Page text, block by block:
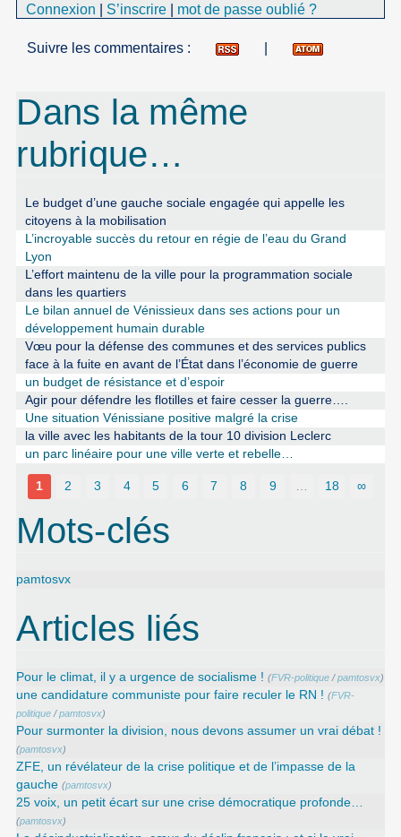
Connexion S’inscrire mot de passe oublié ?
Suivre les commentaires :
Dans la même
rubrique…
Le budget d’une gauche sociale engagée qui appelle les
citoyens à la mobilisation
L’incroyable succès du retour en régie de l’eau du Grand
Lyon
L’effort maintenu de la ville pour la programmation sociale
dans les quartiers
Le bilan annuel de Vénissieux dans ses actions pour un
développement humain durable
Vœu pour la défense des communes et des services publics
face à la fuite en avant de l’État dans l’économie de guerre
un budget de résistance et d’espoir
Agir pour défendre les flotilles et faire cesser la guerre….
Une situation Vénissiane positive malgré la crise
la ville avec les habitants de la tour 10 division Leclerc
un parc linéaire pour une ville verte et rebelle…
1 2 3 4 5 6 7 8 9 18 ∞
Mots-clés
pamtosvx
Articles liés
Pour le climat, il y a urgence de socialisme ! (FVR-politique /pamtosvx)
une candidature communiste pour faire reculer le RN ! (FVR-
politique /pamtosvx)
Pour surmonter la division, nous devons assumer un vrai débat !
(pamtosvx)
ZFE, un révélateur de la crise politique et de l’impasse de la
gauche (pamtosvx)
25 voix, un petit écart sur une crise démocratique profonde…
(pamtosvx)